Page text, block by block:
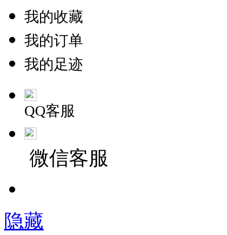
我的收藏
我的订单
我的足迹
QQ客服
微信客服
隐藏